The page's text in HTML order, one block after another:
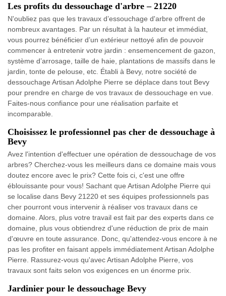
Les profits du dessouchage d'arbre – 21220
N'oubliez pas que les travaux d’essouchage d'arbre offrent de
nombreux avantages. Par un résultat à la hauteur et immédiat,
vous pourrez bénéficier d’un extérieur nettoyé afin de pouvoir
commencer à entretenir votre jardin : ensemencement de gazon,
système d’arrosage, taille de haie, plantations de massifs dans le
jardin, tonte de pelouse, etc. Établi à Bevy, notre société de
dessouchage Artisan Adolphe Pierre se déplace dans tout Bevy
pour prendre en charge de vos travaux de dessouchage en vue.
Faites-nous confiance pour une réalisation parfaite et
incomparable.
Choisissez le professionnel pas cher de dessouchage à
Bevy
Avez l'intention d'effectuer une opération de dessouchage de vos
arbres? Cherchez-vous les meilleurs dans ce domaine mais vous
doutez encore avec le prix? Cette fois ci, c'est une offre
éblouissante pour vous! Sachant que Artisan Adolphe Pierre qui
se localise dans Bevy 21220 et ses équipes professionnels pas
cher pourront vous intervenir à réaliser vos travaux dans ce
domaine. Alors, plus votre travail est fait par des experts dans ce
domaine, plus vous obtiendrez d'une réduction de prix de main
d'œuvre en toute assurance. Donc, qu'attendez-vous encore à ne
pas les profiter en faisant appels immédiatement Artisan Adolphe
Pierre. Rassurez-vous qu'avec Artisan Adolphe Pierre, vos
travaux sont faits selon vos exigences en un énorme prix.
Jardinier pour le dessouchage Bevy